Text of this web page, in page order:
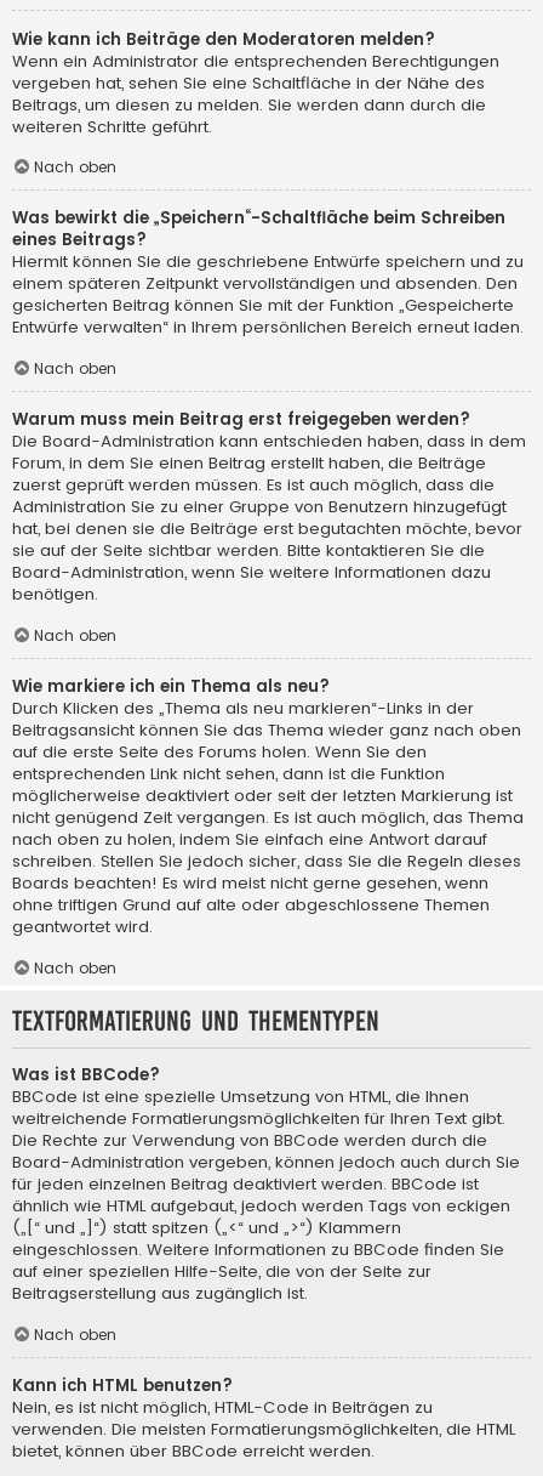
Wie kann ich Beiträge den Moderatoren melden?
Wenn ein Administrator die entsprechenden Berechtigungen
vergeben hat, sehen Sie eine Schaltfläche in der Nähe des
Beitrags, um diesen zu melden. Sie werden dann durch die
weiteren Schritte geführt.
Nach oben
Was bewirkt die „Speichern“-Schaltfläche beim Schreiben
eines Beitrags?
Hiermit können Sie die geschriebene Entwürfe speichern und zu
einem späteren Zeitpunkt vervollständigen und absenden. Den
gesicherten Beitrag können Sie mit der Funktion „Gespeicherte
Entwürfe verwalten“ in Ihrem persönlichen Bereich erneut laden.
Nach oben
Warum muss mein Beitrag erst freigegeben werden?
Die Board-Administration kann entschieden haben, dass in dem
Forum, in dem Sie einen Beitrag erstellt haben, die Beiträge
zuerst geprüft werden müssen. Es ist auch möglich, dass die
Administration Sie zu einer Gruppe von Benutzern hinzugefügt
hat, bei denen sie die Beiträge erst begutachten möchte, bevor
sie auf der Seite sichtbar werden. Bitte kontaktieren Sie die
Board-Administration, wenn Sie weitere Informationen dazu
benötigen.
Nach oben
Wie markiere ich ein Thema als neu?
Durch Klicken des „Thema als neu markieren“-Links in der
Beitragsansicht können Sie das Thema wieder ganz nach oben
auf die erste Seite des Forums holen. Wenn Sie den
entsprechenden Link nicht sehen, dann ist die Funktion
möglicherweise deaktiviert oder seit der letzten Markierung ist
nicht genügend Zeit vergangen. Es ist auch möglich, das Thema
nach oben zu holen, indem Sie einfach eine Antwort darauf
schreiben. Stellen Sie jedoch sicher, dass Sie die Regeln dieses
Boards beachten! Es wird meist nicht gerne gesehen, wenn
ohne triftigen Grund auf alte oder abgeschlossene Themen
geantwortet wird.
Nach oben
Textformatierung und Thementypen
Was ist BBCode?
BBCode ist eine spezielle Umsetzung von HTML, die Ihnen
weitreichende Formatierungsmöglichkeiten für Ihren Text gibt.
Die Rechte zur Verwendung von BBCode werden durch die
Board-Administration vergeben, können jedoch auch durch Sie
für jeden einzelnen Beitrag deaktiviert werden. BBCode ist
ähnlich wie HTML aufgebaut, jedoch werden Tags von eckigen
(„[“ und „]“) statt spitzen („<“ und „>“) Klammern
eingeschlossen. Weitere Informationen zu BBCode finden Sie
auf einer speziellen Hilfe-Seite, die von der Seite zur
Beitragserstellung aus zugänglich ist.
Nach oben
Kann ich HTML benutzen?
Nein, es ist nicht möglich, HTML-Code in Beiträgen zu
verwenden. Die meisten Formatierungsmöglichkeiten, die HTML
bietet, können über BBCode erreicht werden.